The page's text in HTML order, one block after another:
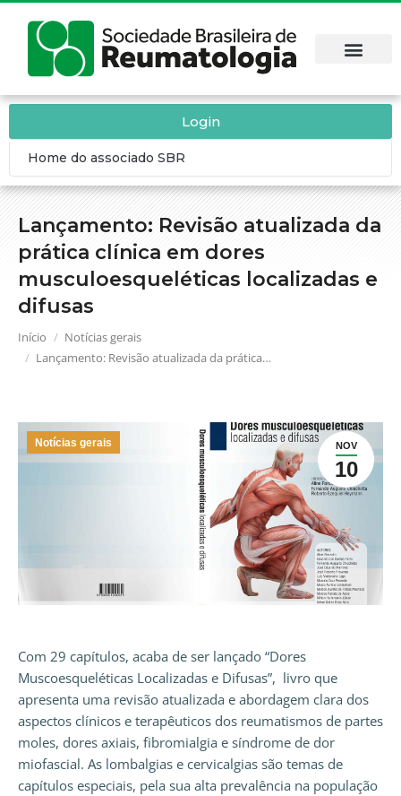
Lançamento: Revisão atualizada da
prática clínica em dores
musculoesqueléticas localizadas e
difusas
Você está aqui:
Início
Notícias gerais
Lançamento: Revisão atualizada da prática…
Login
Home do associado SBR
NOV
10
Notícias gerais
Com 29 capítulos, acaba de ser lançado “Dores
Muscoesqueléticas Localizadas e Difusas”, livro que
apresenta uma revisão atualizada e abordagem clara dos
aspectos clínicos e terapêuticos dos reumatismos de partes
moles, dores axiais, fibromialgia e síndrome de dor
miofascial. As lombalgias e cervicalgias são temas de
capítulos especiais, pela sua alta prevalência na população